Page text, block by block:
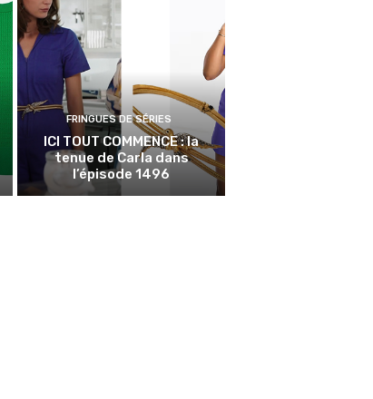
FRINGUES DE SÉRIES
ICI TOUT COMMENCE : la
tenue de Carla dans
l’épisode 1496